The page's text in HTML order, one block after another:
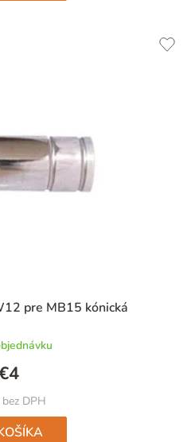
pre MB15 kónická
hodnotenie
je
4,8
z
5
hviezdičiek.
DPH